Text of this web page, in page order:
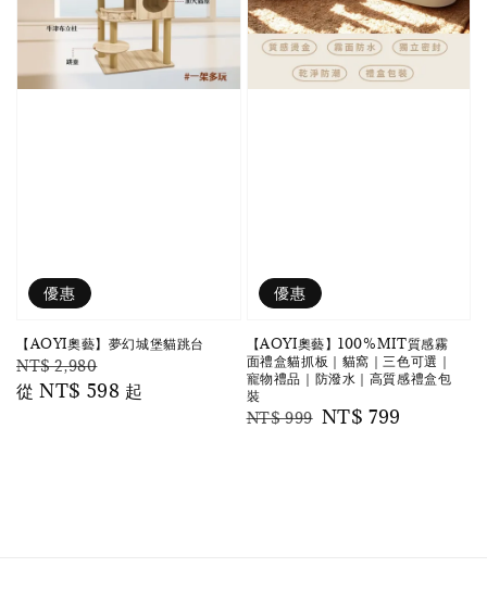
優惠
【AOYI奧藝】夢幻城堡貓跳台
Regular
price
NT$ 2,980
price
從NT$ 598 起
優惠
【AOYI奧藝】100%MIT質感霧
面禮盒貓抓板｜貓窩｜三色可選｜
寵物禮品｜防潑水｜高質感禮盒包
裝
Regular
NT$ 999 Sale
NT$ 799